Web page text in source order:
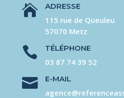
 ADRESSE
115 rue de Queuleu
57070 Metz
 TÉLÉPHONE
03 87 74 39 52
 E-MAIL